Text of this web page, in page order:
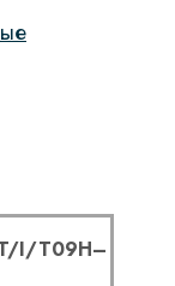
/I/T09H–